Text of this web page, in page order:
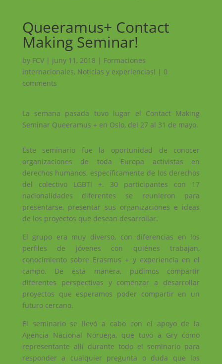
Queeramus+ Contact
Making Seminar!
by FCV| juny 11, 2018 | Formaciones
internacionales, Noticias y experiencias! | 0
comments
La semana pasada tuvo lugar el Contact Making
Seminar Queeramus + en Oslo, del 27 al 31 de mayo.
Este seminario fue la oportunidad de conocer
organizaciones de toda Europa activistas en
derechos humanos, específicamente de los derechos
del colectivo LGBTI +. 30 participantes con 17
nacionalidades diferentes se reunieron para
presentarse, presentar sus organizaciones e ideas
de los proyectos que desean desarrollar.
El grupo era muy diverso, con diferencias en los
perfiles de jóvenes con quiénes trabajan,
conocimiento sobre Erasmus + y experiencia en el
campo. De esta manera, pudimos compartir
diferentes perspectivas y comenzar a desarrollar
proyectos que esperamos poder compartir en un
futuro cercano.
El seminario se llevó a cabo con el apoyo de la
Agencia Nacional Noruega, que tuvo a Gry como
representante allí durante todo el seminario para
responder a cualquier pregunta o duda que los